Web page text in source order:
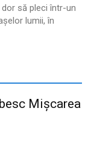
să pleci într-un
lumii, în
Mișcarea